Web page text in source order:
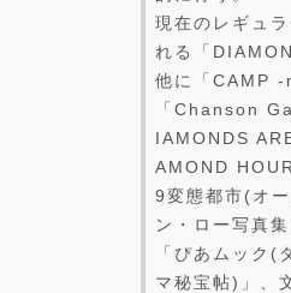
現在のレギュ
れる「
他に「CAMP
「Chanson
IAMONDS
AMOND
9変態都市(オ
ン・ロー写真
「ぴあムック(
マ秘宝帖)」、